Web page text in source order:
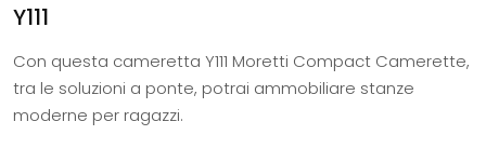
Y111
Con questa cameretta Y111 Moretti Compact Camerette,
tra le soluzioni a ponte, potrai ammobiliare stanze
moderne per ragazzi.